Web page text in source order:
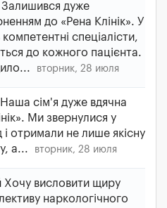
Залишився дуже
до «Рена Клінік». У
спеціалісти,
до кожного пацієнта.
вторник, 28 июля
Наша сім'я дуже вдячна
Ми звернулися у
і отримали не лише якісну
а...
вторник, 28 июля
Хочу висловити щиру
наркологічного